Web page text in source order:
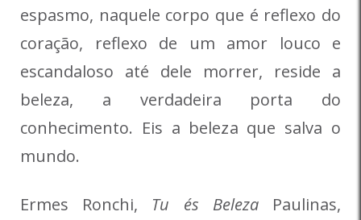
espasmo, naquele corpo que é reflexo do
coração, reflexo de um amor louco e
escandaloso até dele morrer, reside a
beleza, a verdadeira porta do
conhecimento. Eis a beleza que salva o
mundo.
Ermes Ronchi, Tu és BelezaPaulinas,